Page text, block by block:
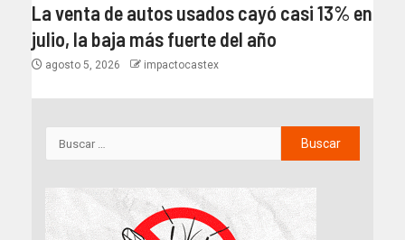
La venta de autos usados cayó casi 13% en
julio, la baja más fuerte del año
agosto 5, 2026 impactocastex